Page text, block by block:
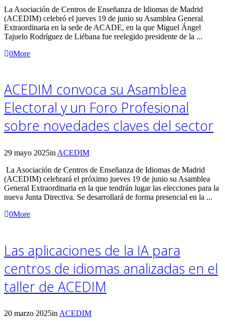
La Asociación de Centros de Enseñanza de Idiomas de Madrid
(ACEDIM) celebró el jueves 19 de junio su Asamblea General
Extraordinaria en la sede de ACADE, en la que Miguel Ángel
Tajuelo Rodríguez de Liébana fue reelegido presidente de la ...
0More
ACEDIM convoca su Asamblea
Electoral y un Foro Profesional
sobre novedades claves del sector
29 mayo 2025in ACEDIM
La Asociación de Centros de Enseñanza de Idiomas de Madrid
(ACEDIM) celebrará el próximo jueves 19 de junio su Asamblea
General Extraordinaria en la que tendrán lugar las elecciones para la
nueva Junta Directiva. Se desarrollará de forma presencial en la ...
0More
Las aplicaciones de la IA para
centros de idiomas analizadas en el
taller de ACEDIM
20 marzo 2025in ACEDIM